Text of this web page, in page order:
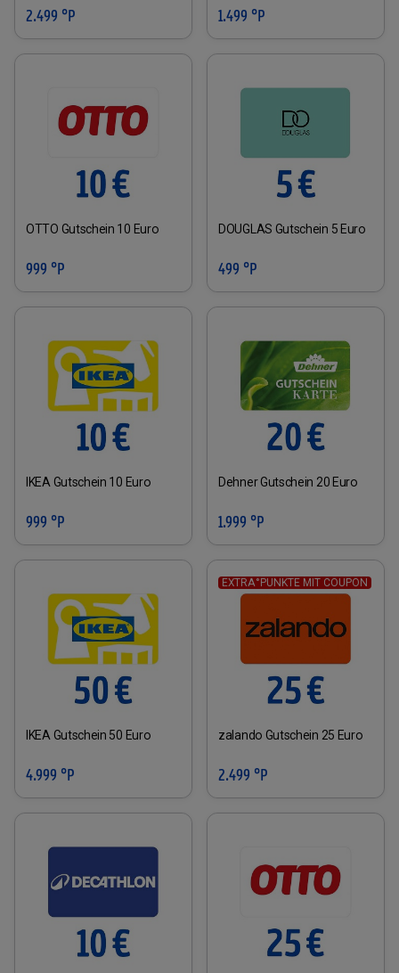
2.499 °P 1.499 °P
OTTO Gutschein 10 Euro
999 °P
DOUGLAS Gutschein 5 Euro
499 °P
IKEA Gutschein 10 Euro
999 °P
Dehner Gutschein 20 Euro
1.999 °P
IKEA Gutschein 50 Euro
4.999 °P
EXTRA°PUNKTE MIT COUPON
zalando Gutschein 25 Euro
2.499 °P